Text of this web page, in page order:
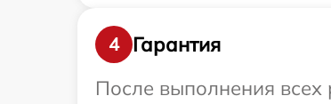
4
Гарантия
После выполнения